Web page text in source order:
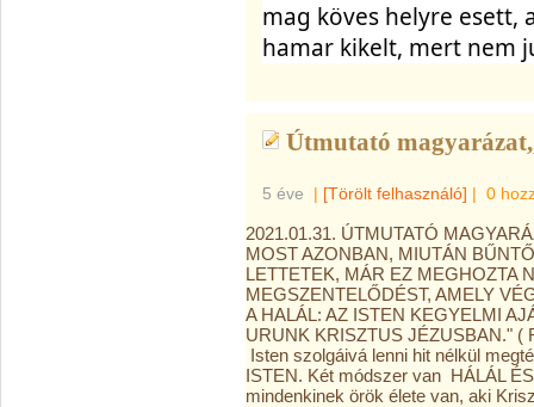
mag köves helyre esett,
hamar kikelt, mert nem
Útmutató
5 éve | [Törölt felhasználó] | 0
2021.01.31. ÚTMUTATÓ
MOST AZONBAN, MIUTÁN
LETTETEK, MÁR EZ MEGHOZTA
MEGSZENTELŐDÉST, AMELY
A HALÁL: AZ ISTEN KEGYELMI
URUNK KRISZTUS JÉZUSBAN." (
Isten szolgáivá lenni hit nélkül
ISTEN. Két módszer van HÁLÁL
mindenkinek örök élete van, aki